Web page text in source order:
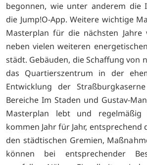
begonnen, wie unter anderem die
die Jump!O-App. Weitere wichtige
Masterplan für die nächsten Jahre
neben vielen weiteren
städt. Gebäuden, die Schaffung von
das Quartierszentrum in der
Entwicklung der
Bereiche Im Staden und Gustav-
Masterplan lebt und regelmäßig
kommen Jahr für Jahr, entsprechend
den städtischen Gremien,
können bei entsprechender